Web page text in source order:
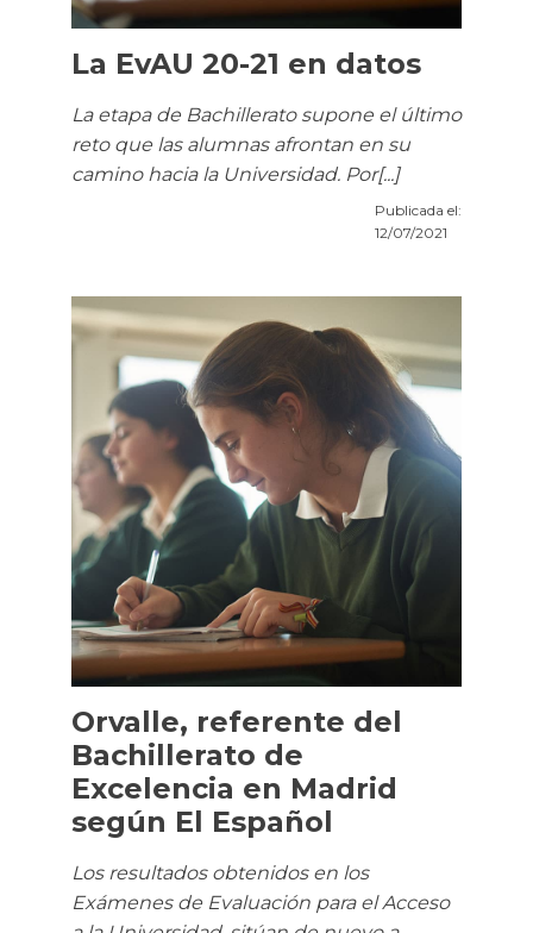
La EvAU 20-21 en datos
La etapa de Bachillerato supone el último
reto que las alumnas afrontan en su
camino hacia la Universidad. Por[...]
Publicada el:
12/07/2021
Orvalle, referente del
Bachillerato de
Excelencia en Madrid
según El Español
Los resultados obtenidos en los
Exámenes de Evaluación para el Acceso